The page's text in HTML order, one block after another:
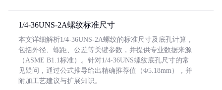
1/4-36UNS-2A螺纹标准尺寸
本文详细解析1/4-36UNS-2A螺纹的标准尺寸及底孔计算，
包括外径、螺距、公差等关键参数，并提供专业数据来源
（ASME B1.1标准）。针对1/4-36UNS螺纹底孔尺寸的常
见疑问，通过公式推导给出精确推荐值（Φ5.18mm），并
附加工艺建议与扩展知识。